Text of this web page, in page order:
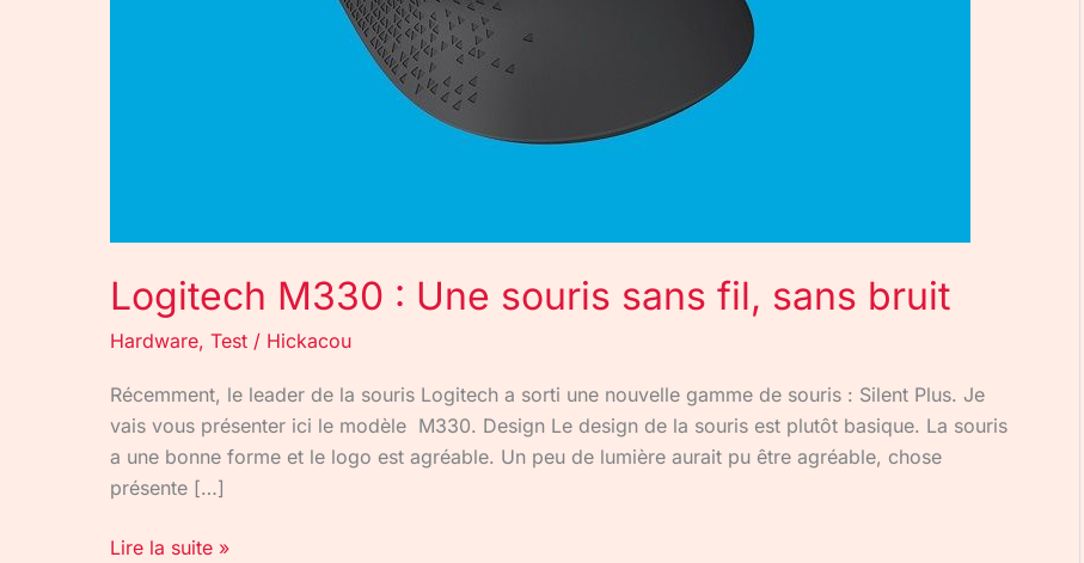
Logitech M330 : Une souris sans fil, sans bruit
Hardware, Test / Hickacou
Récemment, le leader de la souris Logitech a sorti une nouvelle gamme de souris : Silent Plus. Je
vais vous présenter ici le modèle M330. Design Le design de la souris est plutôt basique. La souris
a une bonne forme et le logo est agréable. Un peu de lumière aurait pu être agréable, chose
présente […]
Lire la suite »